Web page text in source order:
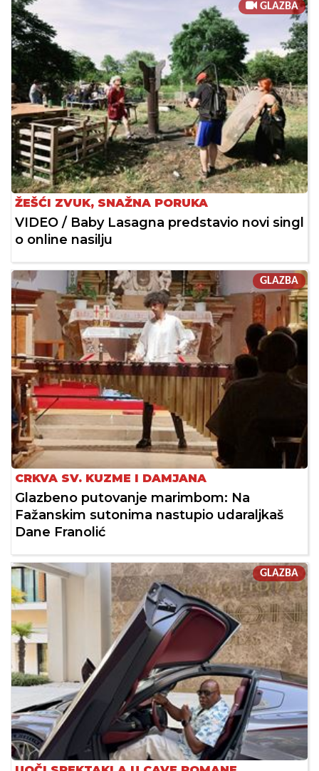
GLAZBA
ŽEŠĆI ZVUK, SNAŽNA PORUKA
VIDEO / Baby Lasagna predstavio novi singl
o online nasilju
GLAZBA
CRKVA SV. KUZME I DAMJANA
Glazbeno putovanje marimbom: Na
Fažanskim sutonima nastupio udaraljkaš
Dane Franolić
GLAZBA